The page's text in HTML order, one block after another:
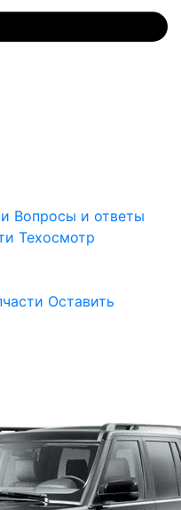
Вопросы и ответы
Техосмотр
Оставить